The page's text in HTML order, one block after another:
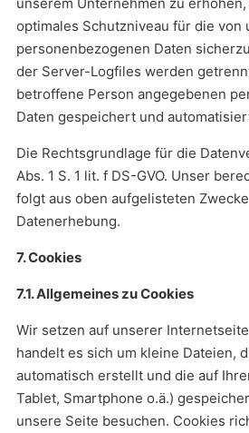
optimales Schutzniveau für die von
personenbezogenen Daten
der Server-Logfiles werden
betroffene Person angegebenen
Daten gespeichert und
Die Rechtsgrundlage für die
Abs. 1 S. 1 lit. f DS-GVO. Unser
folgt aus oben aufgelisteten
Datenerhebung.
7. Cookies
7.1. Allgemeines zu Cookies
Wir setzen auf unserer
handelt es sich um kleine Dateien,
automatisch erstellt und die auf
Tablet, Smartphone o.ä.)
unsere Seite besuchen. Cookies